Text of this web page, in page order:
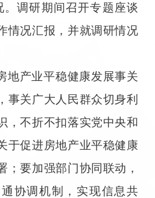
。调研期间召开专题座谈
情况汇报，并就调研情况
地产业平稳健康发展事关
事关广大人民群众切身利
，不折不扣落实党中央和
于促进房地产业平稳健康
；要加强部门协同联动，
协调机制，实现信息共